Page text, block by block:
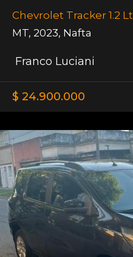
Chevrolet Tracker 1.2 Lt
MT, 2023, Nafta
Franco Luciani
$ 24.900.000